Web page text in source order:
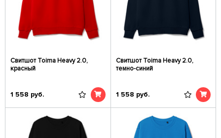
Свитшот Toima Heavy 2.0,
красный
1 558 руб.
Свитшот Toima Heavy 2.0,
темно-синий
1 558 руб.